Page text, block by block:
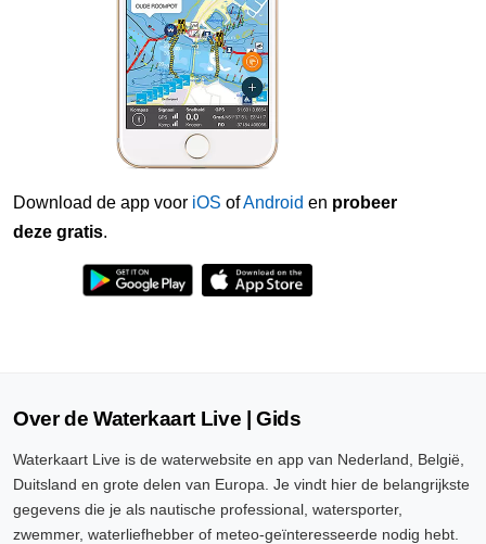
Download de app voor iOS ofAndroid en probeer
deze gratis.
Over de Waterkaart Live | Gids
Waterkaart Live is de waterwebsite en app van Nederland, België,
Duitsland en grote delen van Europa. Je vindt hier de belangrijkste
gegevens die je als nautische professional, watersporter,
zwemmer, waterliefhebber of meteo-geïnteresseerde nodig hebt.